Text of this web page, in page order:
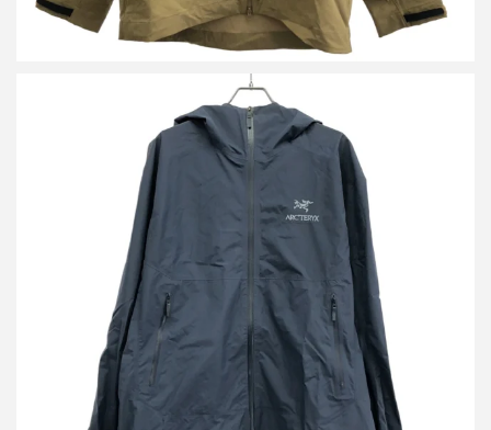
アークテリクス ZETA SL JACKET ナイロンマウンテンジャケット
21776 122785
買取金額12,480円
詳しく見る